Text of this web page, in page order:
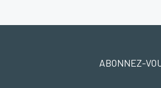
ABONNEZ-